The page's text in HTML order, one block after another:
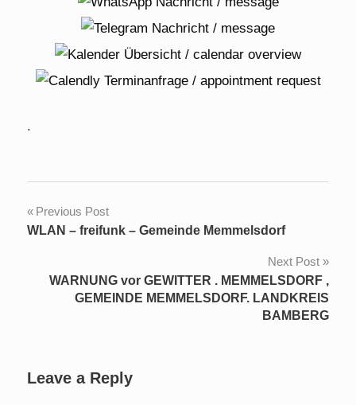
.
Post
Previous Post
WLAN – freifunk – Gemeinde Memmelsdorf
Next Post
WARNUNG vor GEWITTER . MEMMELSDORF ,
GEMEINDE MEMMELSDORF. LANDKREIS
BAMBERG
Leave a Reply